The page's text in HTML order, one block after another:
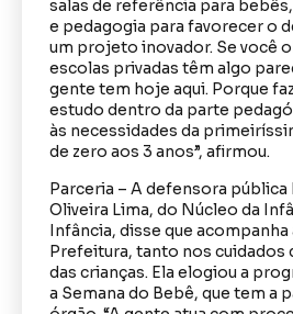
salas de referência para
e pedagogia para favorecer o
um projeto inovador. Se você
escolas privadas têm algo
gente tem hoje aqui. Porque
estudo dentro da parte
às necessidades da
de zero aos 3 anos”, afirmou.
Parceria – A defensora pública
Oliveira Lima, do Núcleo da
Infância, disse que acompanha
Prefeitura, tanto nos cuidados
das crianças. Ela elogiou a
a Semana do Bebê, que tem a